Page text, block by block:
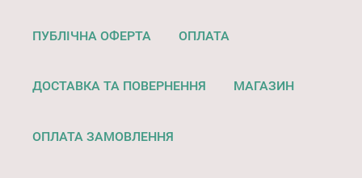
ПУБЛІЧНА ОФЕРТА ОПЛАТА
ДОСТАВКА ТА ПОВЕРНЕННЯ МАГАЗИН
ОПЛАТА ЗАМОВЛЕННЯ